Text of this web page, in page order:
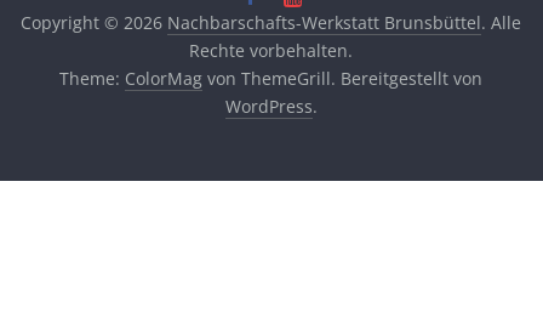
Copyright © 2026 Nachbarschafts-Werkstatt Brunsbüttel. Alle
Rechte vorbehalten.
Theme: ColorMag von ThemeGrill. Bereitgestellt von
WordPress.